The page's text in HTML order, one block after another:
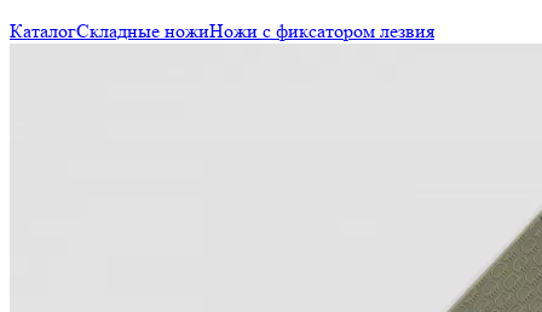
КаталогСкладные ножиНожи с фиксатором лезвия